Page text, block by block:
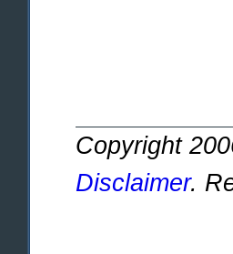
Copyright
Disclaimer.